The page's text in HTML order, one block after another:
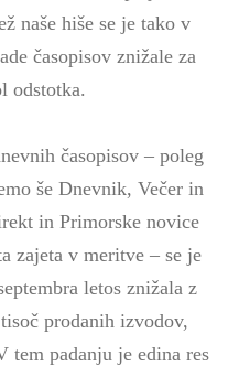
naše hiše se je tako v
časopisov znižale za
odstotka.
časopisov – poleg
še Dnevnik, Večer in
in Primorske novice
zajeta v meritve – se je
letos znižala z
prodanih izvodov,
tem padanju je edina res